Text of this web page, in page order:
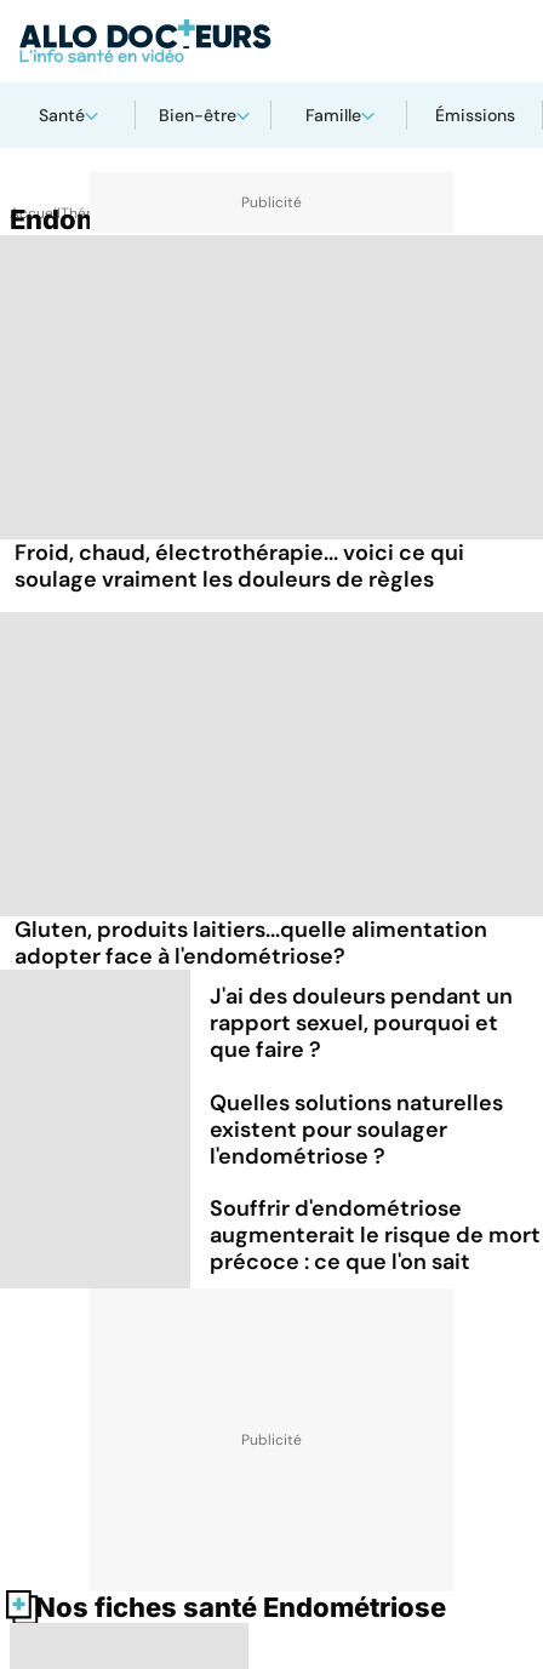
Santé Bien-être Famille Émissions
AccueilThématiques
Endométriose
Froid, chaud, électrothérapie... voici ce qui
soulage vraiment les douleurs de règles
Gluten, produits laitiers...quelle alimentation
adopter face à l'endométriose?
J'ai des douleurs pendant un
rapport sexuel, pourquoi et
que faire ?
Quelles solutions naturelles
existent pour soulager
l'endométriose ?
Souffrir d'endométriose
augmenterait le risque de mort
précoce : ce que l'on sait
Nos fiches santé Endométriose